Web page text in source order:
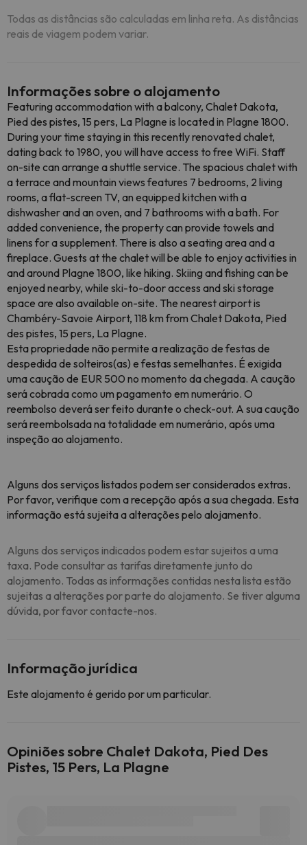
Todas as distâncias são calculadas em linha reta. As distâncias
reais de viagem podem variar.
Informações sobre o alojamento
Featuring accommodation with a balcony, Chalet Dakota,
Pied des pistes, 15 pers, La Plagne is located in Plagne 1800.
During your time staying in this recently renovated chalet,
dating back to 1980, you will have access to free WiFi. Staff
on-site can arrange a shuttle service. The spacious chalet with
a terrace and mountain views features 7 bedrooms, 2 living
rooms, a flat-screen TV, an equipped kitchen with a
dishwasher and an oven, and 7 bathrooms with a bath. For
added convenience, the property can provide towels and
linens for a supplement. There is also a seating area and a
fireplace. Guests at the chalet will be able to enjoy activities in
and around Plagne 1800, like hiking. Skiing and fishing can be
enjoyed nearby, while ski-to-door access and ski storage
space are also available on-site. The nearest airport is
Chambéry-Savoie Airport, 118 km from Chalet Dakota, Pied
des pistes, 15 pers, La Plagne.
Esta propriedade não permite a realização de festas de
despedida de solteiros(as) e festas semelhantes. É exigida
uma caução de EUR 500 no momento da chegada. A caução
será cobrada como um pagamento em numerário. O
reembolso deverá ser feito durante o check-out. A sua caução
será reembolsada na totalidade em numerário, após uma
inspeção ao alojamento.
Alguns dos serviços listados podem ser considerados extras.
Por favor, verifique com a recepção após a sua chegada. Esta
informação está sujeita a alterações pelo alojamento.
Alguns dos serviços indicados podem estar sujeitos a uma
taxa. Pode consultar as tarifas diretamente junto do
alojamento. Todas as informações contidas nesta lista estão
sujeitas a alterações por parte do alojamento. Se tiver alguma
dúvida, por favor contacte-nos.
Informação jurídica
Este alojamento é gerido por um particular.
Opiniões sobre Chalet Dakota, Pied Des
Pistes, 15 Pers, La Plagne